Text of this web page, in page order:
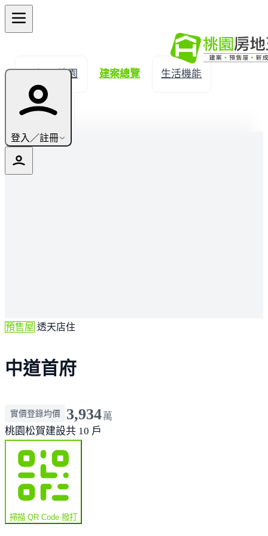
登入／註冊
← 返回桃園 建案總覽 生活機能
實價登錄
預售屋 透天店住
中道首府
實價登錄均價 3,934萬
桃園松賀建設共 10 戶
掃描 QR Code 撥打